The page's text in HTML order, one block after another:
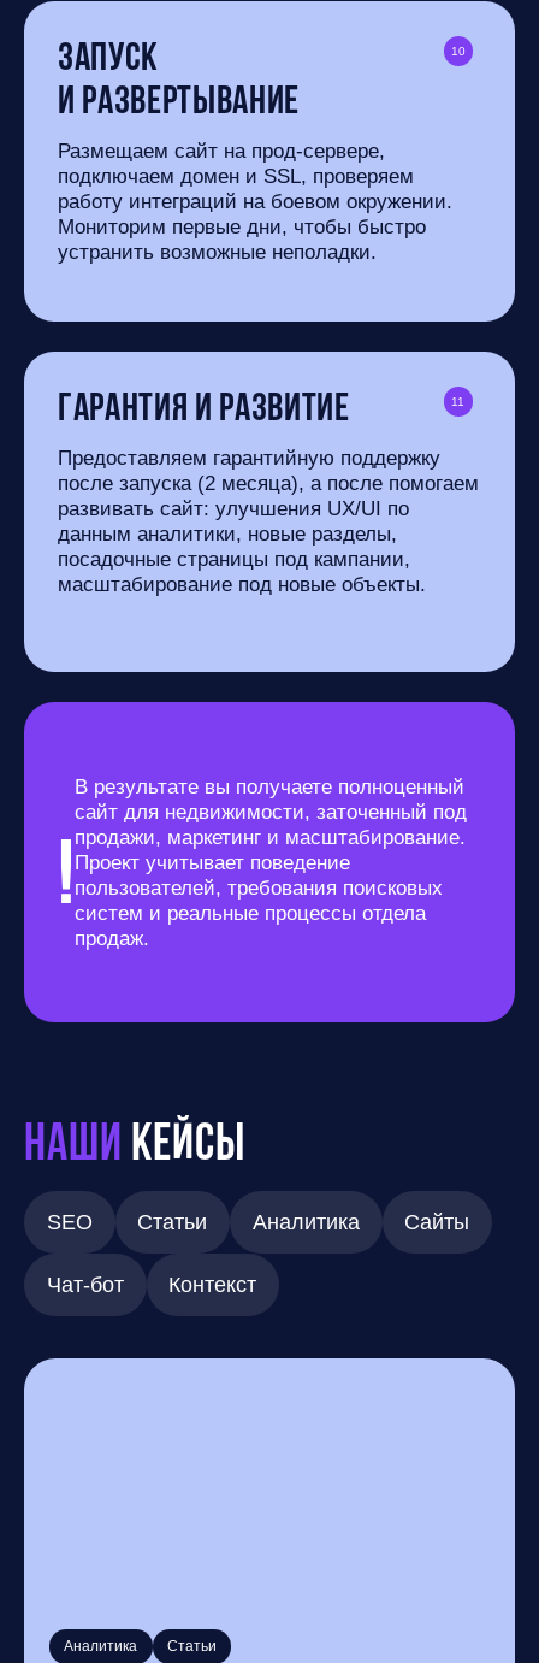
Запуск
и развертывание
Размещаем сайт на прод-сервере,
подключаем домен и SSL, проверяем
работу интеграций на боевом окружении.
Мониторим первые дни, чтобы быстро
устранить возможные неполадки.
10
Гарантия и развитие
Предоставляем гарантийную поддержку
после запуска (2 месяца), а после помогаем
развивать сайт: улучшения UX/UI по
данным аналитики, новые разделы,
посадочные страницы под кампании,
масштабирование под новые объекты.
11
!
В результате вы получаете полноценный
сайт для недвижимости, заточенный под
продажи, маркетинг и масштабирование.
Проект учитывает поведение
пользователей, требования поисковых
систем и реальные процессы отдела
продаж.
Нашикейсы
SEO Статьи Аналитика Сайты
Чат-бот Контекст
Аналитика Статьи